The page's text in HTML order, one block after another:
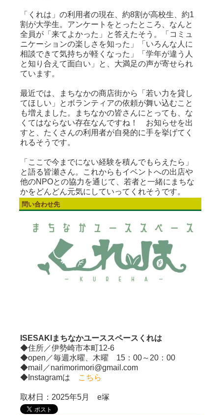
「くれは」の利用者の現在、約8割が高校生、約1
割が大学生。アンケートをとったところ、なんと
全員が「来てよかった」と答えたそう。「コミュ
ニケーションの楽しさを知った」「いろんな人に
相談できて気持ちが軽くなった」「学年が違う人
と知り合えて面白い」と、大満足の声が寄せられ
ています。
最近では、まちなかの商店街から「若い力を貸し
てほしい」とボランティアの依頼が舞い込むこと
も増えました。まちなかの皆さんにとっても、な
くてはならない存在なんですね！ お知らせを出
すと、たくさんの利用者が自発的に手を挙げてく
れるそうです。
「ここで今までにない経験を積んでもらえたら」
と語る皆瀬さん。これからもイベントへの出店や
他のNPOとの協力を通じて、若者と一緒にまちな
かをどんどん元気にしていってくれそうです。
問い合わせ先
ISESAKIまちなかユーススペースくれは
◆住所／伊勢崎市本町12-6
◆open／毎週水曜、木曜 15：00～20：00
◆mail／narimorimori@gmail.com
◆Instagramは
こちら
取材日：2025年5月 e塚